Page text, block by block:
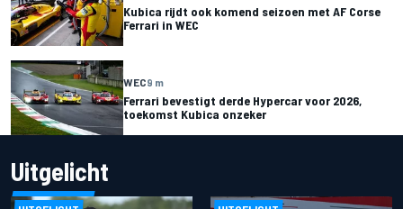
Kubica rijdt ook komend seizoen met AF Corse
Ferrari in WEC
WEC9 m
Ferrari bevestigt derde Hypercar voor 2026,
toekomst Kubica onzeker
Uitgelicht